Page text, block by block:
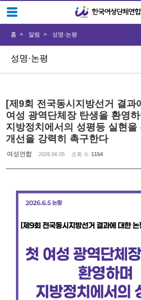
성명·논평
홈 알림 성명·논평
[제9회 전국동시지방선거 결과
여성 광역단체장 탄생을 환영하
지방정치에서의 성평등 실현을
개선을 강력히 촉구한다
여성연합 2026.06.05 조회 수 1154